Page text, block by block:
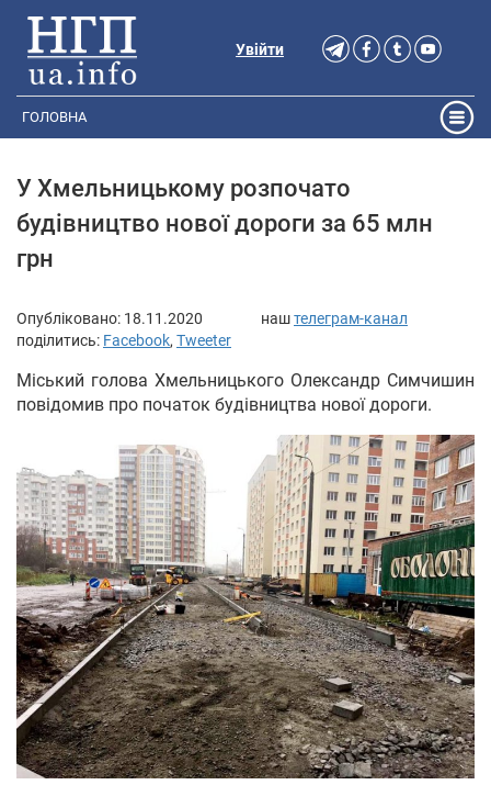
Увійти
ГОЛОВНА
У Хмельницькому розпочато
будівництво нової дороги за 65 млн
грн
Опубліковано: 18.11.2020 наштелеграм-канал
поділитись: Facebook, Tweeter
Міський голова Хмельницького Олександр Симчишин
повідомив про початок будівництва нової дороги.